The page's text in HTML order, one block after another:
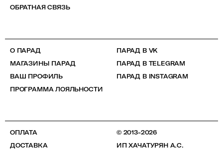
ОБРАТНАЯ СВЯЗЬ
О ПАРАД
МАГАЗИНЫ ПАРАД
ВАШ ПРОФИЛЬ
ПРОГРАММА ЛОЯЛЬНОСТИ
ПАРАД В VK
ПАРАД В TELEGRAM
ПАРАД В INSTAGRAM
ОПЛАТА
ДОСТАВКА
© 2013-2026
ИП ХАЧАТУРЯН А.С.